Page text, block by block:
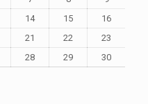
14 15
16
21 22
23
28 29
30